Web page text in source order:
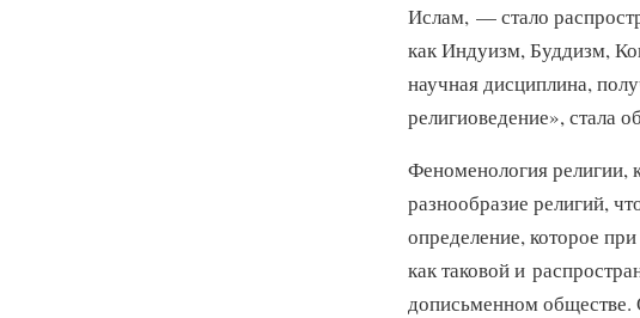
Ислам, — стало
как Индуизм, Буддизм,
научная дисциплина,
религиоведение», стала
Феноменология религии,
разнообразие религий,
определение, которое
как таковой и
дописьменном обществе.